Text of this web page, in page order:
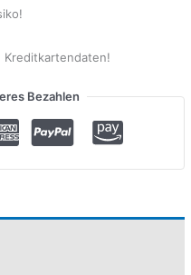
Kreditkartendaten!
Bezahlen